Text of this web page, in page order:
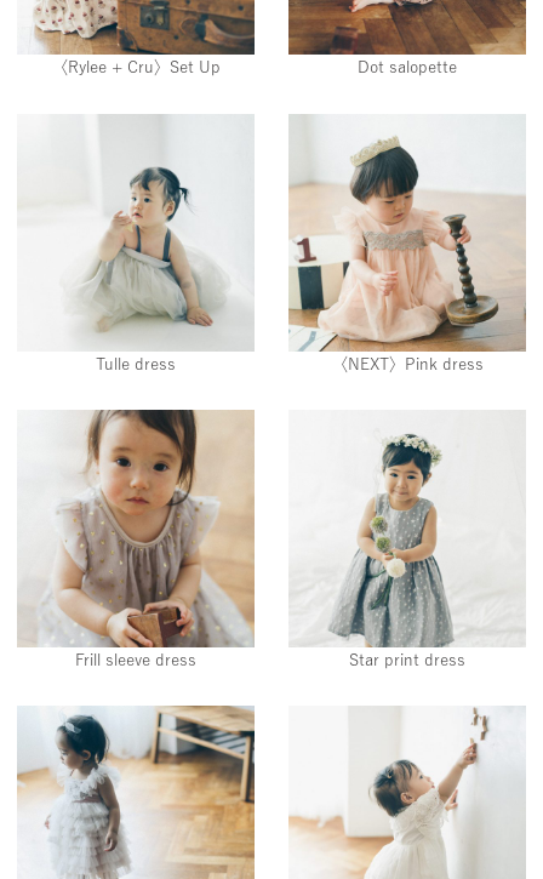
〈Rylee + Cru〉Set Up Dot salopette
Tulle dress 〈NEXT〉Pink dress
Frill sleeve dress Star print dress